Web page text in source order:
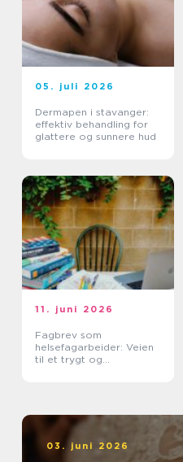
05. juli 2026
Dermapen i stavanger:
effektiv behandling for
glattere og sunnere hud
11. juni 2026
Fagbrev som
helsefagarbeider: Veien
til et trygt og
03. juni 2026